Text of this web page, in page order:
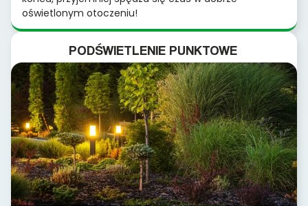
oświetlonym otoczeniu!
PODŚWIETLENIE PUNKTOWE